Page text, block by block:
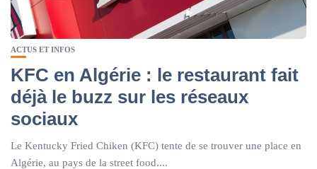
ACTUS ET INFOS
KFC en Algérie : le restaurant fait
déjà le buzz sur les réseaux
sociaux
Le Kentucky Fried Chiken (KFC) tente de se trouver une place en
Algérie, au pays de la street food....